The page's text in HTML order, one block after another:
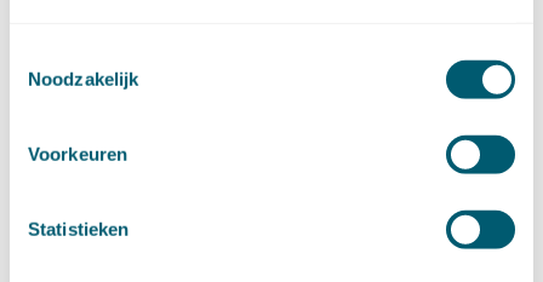
Noodzakelijk
Voorkeuren
Statistieken
april (13)
februari (16)
december (13)